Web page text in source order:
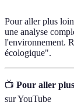
Pour aller plus
une analyse
l'environnement.
écologique".
📺 Pour aller
sur YouTube